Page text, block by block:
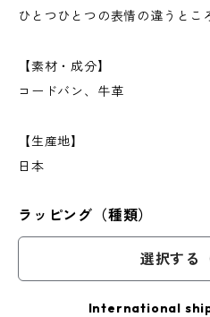
ひとつひとつの表情の違うとこ
【素材・成分】
コードバン、牛革
【生産地】
日本
ラッピング（種類）
選択する
International